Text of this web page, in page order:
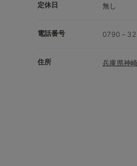
定休日 無し
電話番号 0790－
住所 兵庫県神